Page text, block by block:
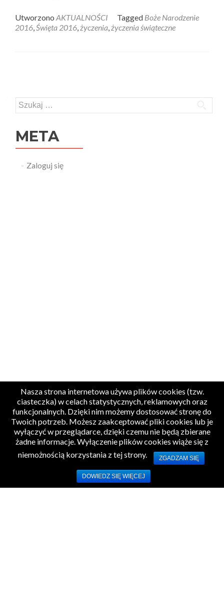
Utworzono AKTUALNOŚCI Tagged Boże Narodzenie
2016,Święta 2016,życzenia,życzenia świąteczne
Szukaj:
META
Zaloguj się
Nasza strona internetowa używa plików cookies (tzw.
ciasteczka) w celach statystycznych, reklamowych oraz
funkcjonalnych. Dzięki nim możemy dostosować stronę do
Twoich potrzeb. Możesz zaakceptować pliki cookies lub je
wyłączyć w przeglądarce, dzięki czemu nie będą zbierane
żadne informacje. Wyłączenie plików cookies wiąże się z
niemożnością korzystania z tej strony.
ZGADZAM SIĘ
DOWIEDZ SIĘ WIĘCEJ